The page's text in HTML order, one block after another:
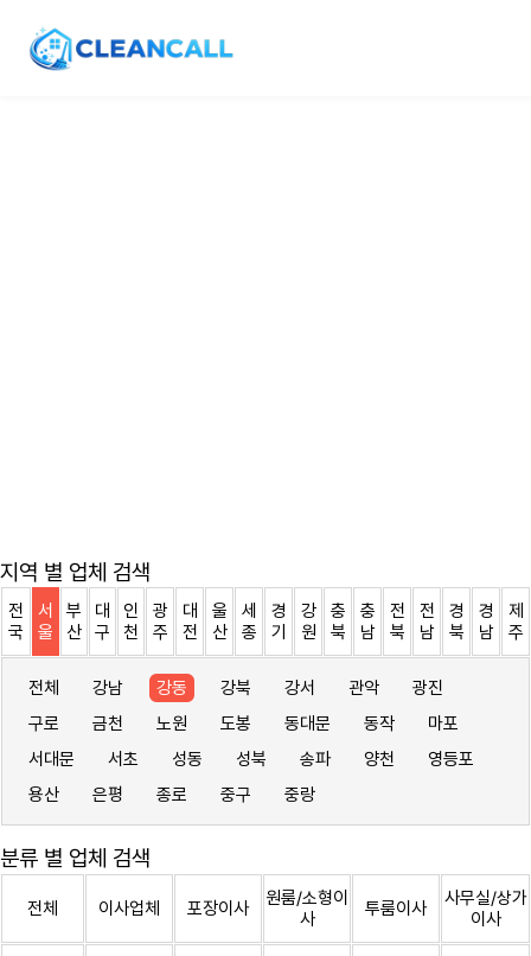
지역 별 업체 검색
전
국
서
울
부
산
대
구
인
천
광
주
대
전
울
산
세
종
경
기
강
원
충
북
충
남
전
북
전
남
경
북
경
남
제
주
전체 강남 강동 강북 강서 관악
광진
구로
금천 노원 도봉 동대문 동작
마포
서대문
서초 성동 성북 송파 양천
영등포
용산
은평 종로 중구 중랑
분류 별 업체 검색
전체 이사업체 포장이사
원룸/소형이
사
투룸이사
사무실/상가
이사